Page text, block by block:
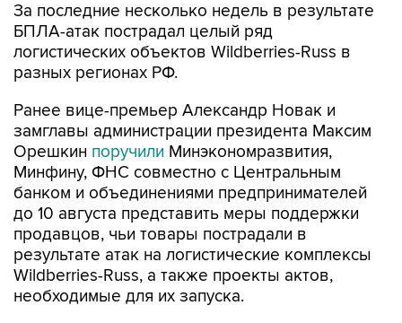
За последние несколько недель в результате
БПЛА-атак пострадал целый ряд
логистических объектов Wildberries-Russ в
разных регионах РФ.
Ранее вице-премьер Александр Новак и
замглавы администрации президента Максим
Орешкин поручили Минэкономразвития,
Минфину, ФНС совместно с Центральным
банком и объединениями предпринимателей
до 10 августа представить меры поддержки
продавцов, чьи товары пострадали в
результате атак на логистические комплексы
Wildberries-Russ, а также проекты актов,
необходимые для их запуска.